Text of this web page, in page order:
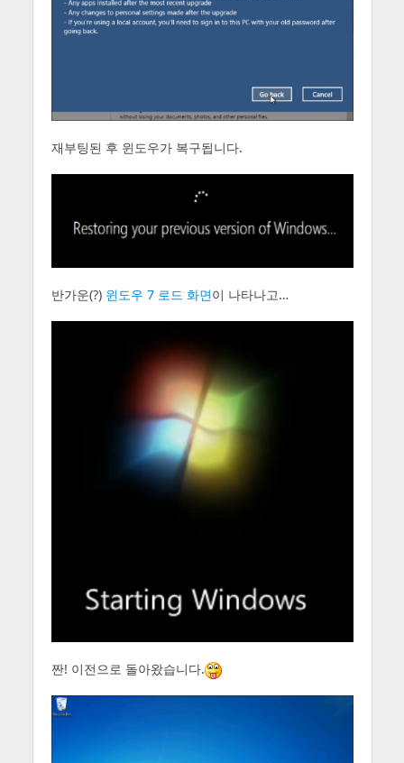
재부팅된 후 윈도우가 복구됩니다.
반가운(?) 윈도우 7 로드 화면이 나타나고…
짠! 이전으로 돌아왔습니다.